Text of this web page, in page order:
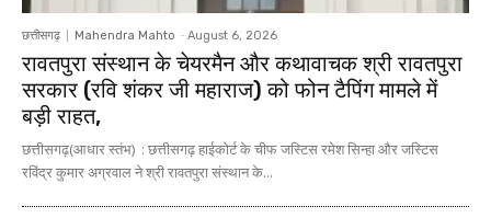
छत्तीसगढ़ Mahendra Mahto - August 6, 2026
रावतपुरा संस्थान के चेयरमैन और कथावाचक श्री रावतपुरा
सरकार (रवि शंकर जी महाराज) को फोन टैपिंग मामले में
बड़ी राहत,
छत्तीसगढ़(आधार स्तंभ) : छत्तीसगढ़ हाईकोर्ट के चीफ जस्टिस रमेश सिन्हा और जस्टिस
रविंद्र कुमार अग्रवाल ने श्री रावतपुरा संस्थान के...